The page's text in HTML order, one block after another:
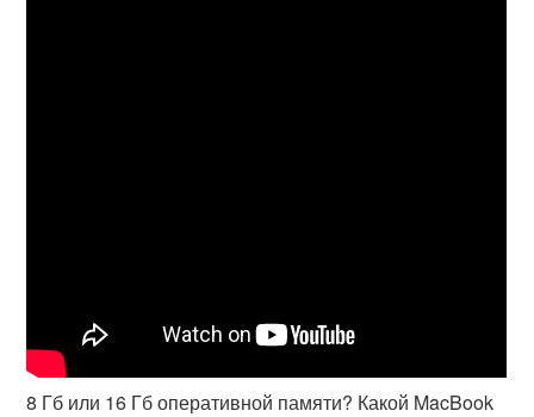
8 Гб или 16 Гб оперативной памяти? Какой MacBook